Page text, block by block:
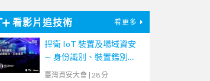
看影片追技術 看更多
捍衛 IoT 裝置及場域資安
— 身份識別、裝置鑑別、
災害還原
臺灣資安大會 | 28 分